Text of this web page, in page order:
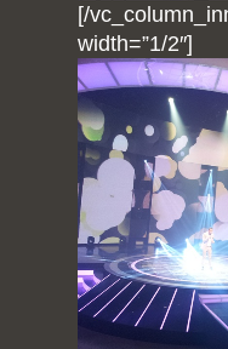
[/
width=”1/2″]